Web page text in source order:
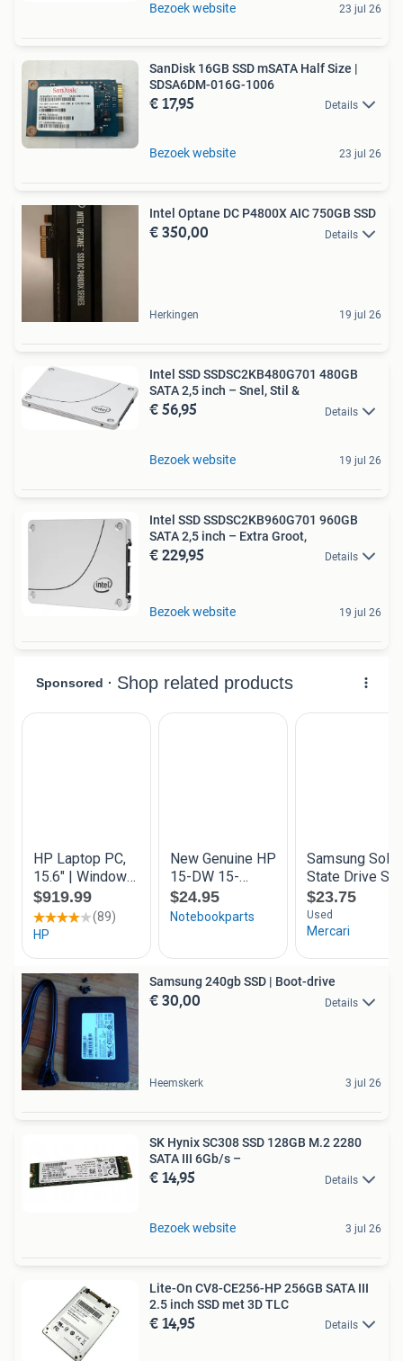
Bezoek website 23 jul 26
SanDisk 16GB SSD mSATA Half Size |
SDSA6DM-016G-1006
€ 17,95 Details
Bezoek website 23 jul 26
Intel Optane DC P4800X AIC 750GB SSD
€ 350,00 Details
Herkingen 19 jul 26
Intel SSD SSDSC2KB480G701 480GB
SATA 2,5 inch – Snel, Stil &
€ 56,95 Details
Bezoek website 19 jul 26
Intel SSD SSDSC2KB960G701 960GB
SATA 2,5 inch – Extra Groot,
€ 229,95 Details
Bezoek website 19 jul 26
Samsung 240gb SSD | Boot-drive
€ 30,00 Details
Heemskerk 3 jul 26
SK Hynix SC308 SSD 128GB M.2 2280
SATA III 6Gb/s –
€ 14,95 Details
Bezoek website 3 jul 26
Lite-On CV8-CE256-HP 256GB SATA III
2.5 inch SSD met 3D TLC
€ 14,95 Details